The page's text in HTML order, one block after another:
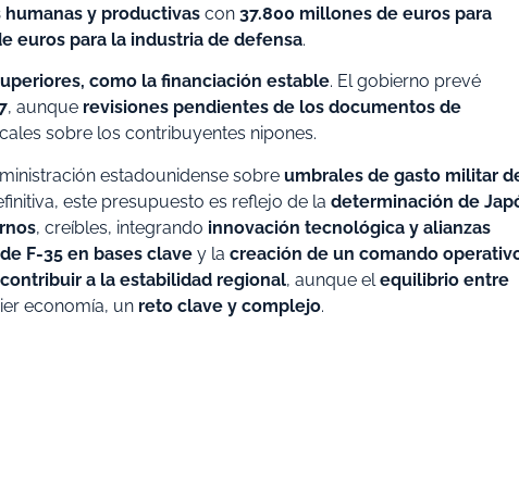
y productivas con 37.800 millones de euros para
euros para la industria de defensa.
como la financiación estable. El gobierno prevé
, aunque revisiones pendientes de los documentos de
sobre los contribuyentes nipones.
estadounidense sobre umbrales de gasto militar
este presupuesto es reflejo de la determinación de
, creíbles, integrando innovación tecnológica y alianzas
F-35 en bases clave y la creación de un comando
a la estabilidad regional, aunque el equilibrio entre
economía, un reto clave y complejo.